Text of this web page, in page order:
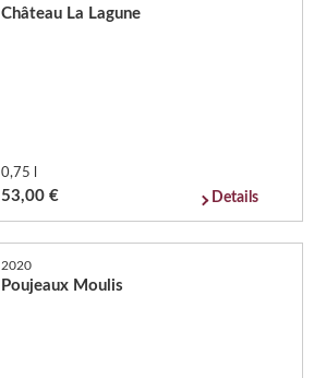
Château La Lagune
0,75 l
53,00 € Details
2020
Poujeaux Moulis